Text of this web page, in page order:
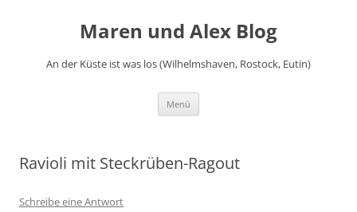
Maren und Alex Blog
An der Küste ist was los (Wilhelmshaven, Rostock, Eutin)
Menü
Ravioli mit Steckrüben-Ragout
Schreibe eine Antwort